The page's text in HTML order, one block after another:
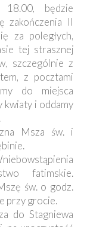
będzie
zakończenia II
za poległych,
tej strasznej
szczególnie z
z pocztami
do miejsca
kwiaty i oddamy
Msza św. i
fatimskie.
św. o godz.
przy grocie.
do Stagniewa